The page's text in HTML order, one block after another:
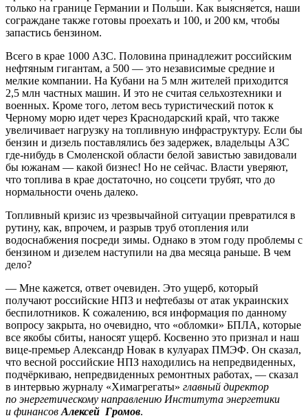
только на границе Германии и Польши. Как выясняется, наши
сограждане также готовы проехать и 100, и 200 км, чтобы
запастись бензином.
Всего в крае 1000 АЗС. Половина принадлежит российским
нефтяным гигантам, а 500 — это независимые средние и
мелкие компании. На Кубани на 5 млн жителей приходится
2,5 млн частных машин. И это не считая сельхозтехники и
военных. Кроме того, летом весь туристический поток к
Черному морю идет через Краснодарский край, что также
увеличивает нагрузку на топливную инфраструктуру. Если бы
бензин и дизель поставлялись без задержек, владельцы АЗС
где-нибудь в Смоленской области белой завистью завидовали
бы южанам — какой бизнес! Но не сейчас. Власти уверяют,
что топлива в крае достаточно, но соцсети трубят, что до
нормальности очень далеко.
Топливный кризис из чрезвычайной ситуации превратился в
рутину, как, впрочем, и разрыв труб отопления или
водоснабжения посреди зимы. Однако в этом году проблемы с
бензином и дизелем наступили на два месяца раньше. В чем
дело?
— Мне кажется, ответ очевиден. Это ущерб, который
получают российские НПЗ и нефтебазы от атак украинских
беспилотников. К сожалению, вся информация по данному
вопросу закрыта, но очевидно, что «обломки» БПЛА, которые
все якобы сбиты, наносят ущерб. Косвенно это признал и наш
вице-премьер Александр Новак в кулуарах ПМЭФ. Он сказал,
что весной российские НПЗ находились на непредвиденных,
подчёркиваю, непредвиденных ремонтных работах, — сказал
в интервью журналу «Химагрегаты» главный директор
по энергетическому направлению Института энергетики
и финансов Алексей Громов.